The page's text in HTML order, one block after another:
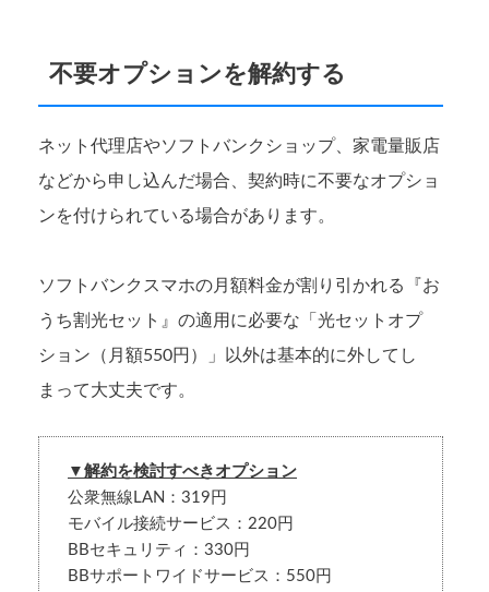
不要オプションを解約する
ネット代理店やソフトバンクショップ、家電量販店
などから申し込んだ場合、契約時に不要なオプショ
ンを付けられている場合があります。
ソフトバンクスマホの月額料金が割り引かれる『お
うち割光セット』の適用に必要な「光セットオプ
ション（月額550円）」以外は基本的に外してし
まって大丈夫です。
▼解約を検討すべきオプション
公衆無線LAN：319円
モバイル接続サービス：220円
BBセキュリティ：330円
BBサポートワイドサービス：550円